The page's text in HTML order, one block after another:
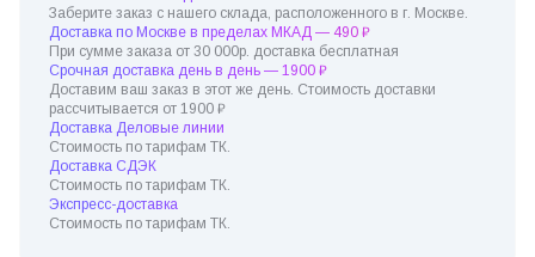
Заберите заказ с нашего склада, расположенного в г. Москве.
Доставка по Москве в пределах МКАД — 490 ₽
При сумме заказа от 30 000р. доставка бесплатная
Срочная доставка день в день — 1900 ₽
Доставим ваш заказ в этот же день. Стоимость доставки
рассчитывается от 1900 ₽
Доставка Деловые линии
Стоимость по тарифам ТК.
Доставка СДЭК
Стоимость по тарифам ТК.
Экспресс-доставка
Стоимость по тарифам ТК.